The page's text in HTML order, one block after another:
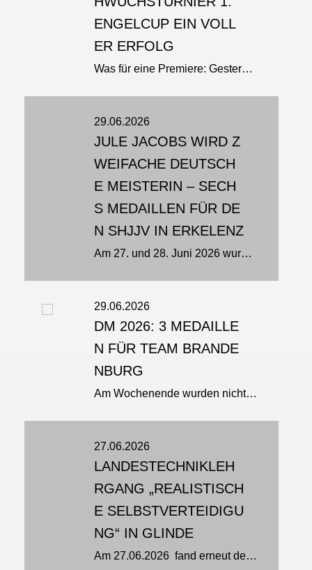
ENGELCUP EIN VOLL
ER ERFOLG
Was für eine Premiere: Gestern fand zum ersten Mal ein Nachwuchsturnier in Brandenburg an der Havel statt - und es war ein voller Erfolg. Knapp 80 Ju-Jutsu-Ka aus insgesamt acht Vereinen gingen beim 1. Engelcup auf die Matte -...
29.06.2026
JULE JACOBS WIRD Z
WEIFACHE DEUTSCH
E MEISTERIN – SECH
S MEDAILLEN FÜR DE
N SHJJV IN ERKELENZ
Am 27. und 28. Juni 2026 wurden in der Karl-Fischer-Sporthalle in Erkelenz die Deutschen Meisterschaften der U21 und Erwachsenen ausgetragen. In den Disziplinen Fighting, Duo, Show, Brazilian Jiu-Jitsu (BJJ) und Para Jiu-Jitsu...
29.06.2026
DM 2026: 3 MEDAILLE
N FÜR TEAM BRANDE
NBURG
Am Wochenende wurden nicht nur Hitzerekorde gebrochen: bei den Deutschen Meisterschaften in Erkelenz ging es auch um Titel und Medaillen. Und unser Team Brandenburg brachte gleich drei Titel nach Hause Neuer Deutscher Meister...
27.06.2026
LANDESTECHNIKLEH
RGANG „REALISTISCH
E SELBSTVERTEIDIGU
NG“ IN GLINDE
Am 27.06.2026 fand erneut der jährliche Selbstverteidigungslehrgang der Jiu‑Jitsu‑Sparte des TSV Glinde statt. Mehr als 20 Sportlerinnen und Sportler aus Schleswig‑Holstein, Hamburg und Niedersachsen trafen sich am...